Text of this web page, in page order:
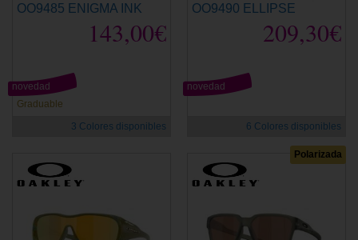
OO9485 ENIGMA INK
143,00€
Graduable
novedad
3 Colores disponibles
OO9490 ELLIPSE
209,30€
novedad
6 Colores disponibles
Polarizada